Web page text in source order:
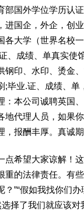
国外学位学历认
进国企，外企，创
各大学（世界名校
、成绩、单真实使
印、水印、烫金
;毕业.证、成绩、单
本公司诚聘英国
地代理人员，如果
报酬丰厚。真诚
点希望大家谅解！
重的法律责任。有
？”“假如我找你们
选择了我们就应该